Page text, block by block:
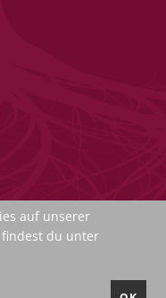
auf unserer
findest du unter